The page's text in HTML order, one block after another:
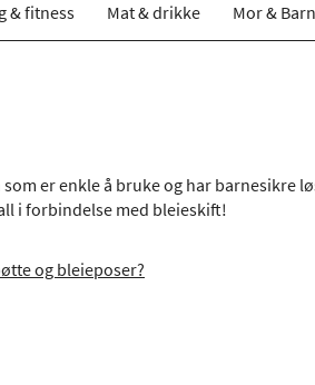
& fitness Mat & drikke Mor & Barn
er enkle å bruke og har barnesikre
i forbindelse med bleieskift!
og bleieposer?